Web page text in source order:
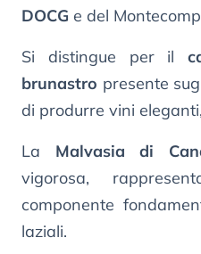
DOCG e del
Si distingue per il
brunastro presente
di produrre vini
La Malvasia di
vigorosa,
componente
laziali.